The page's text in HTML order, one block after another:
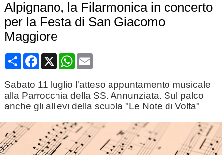
Alpignano, la Filarmonica in concerto
per la Festa di San Giacomo
Maggiore
CondividiFacebook
X WhatsApp
Email
Sabato 11 luglio l'atteso appuntamento musicale
alla Parrocchia della SS. Annunziata. Sul palco
anche gli allievi della scuola "Le Note di Volta"